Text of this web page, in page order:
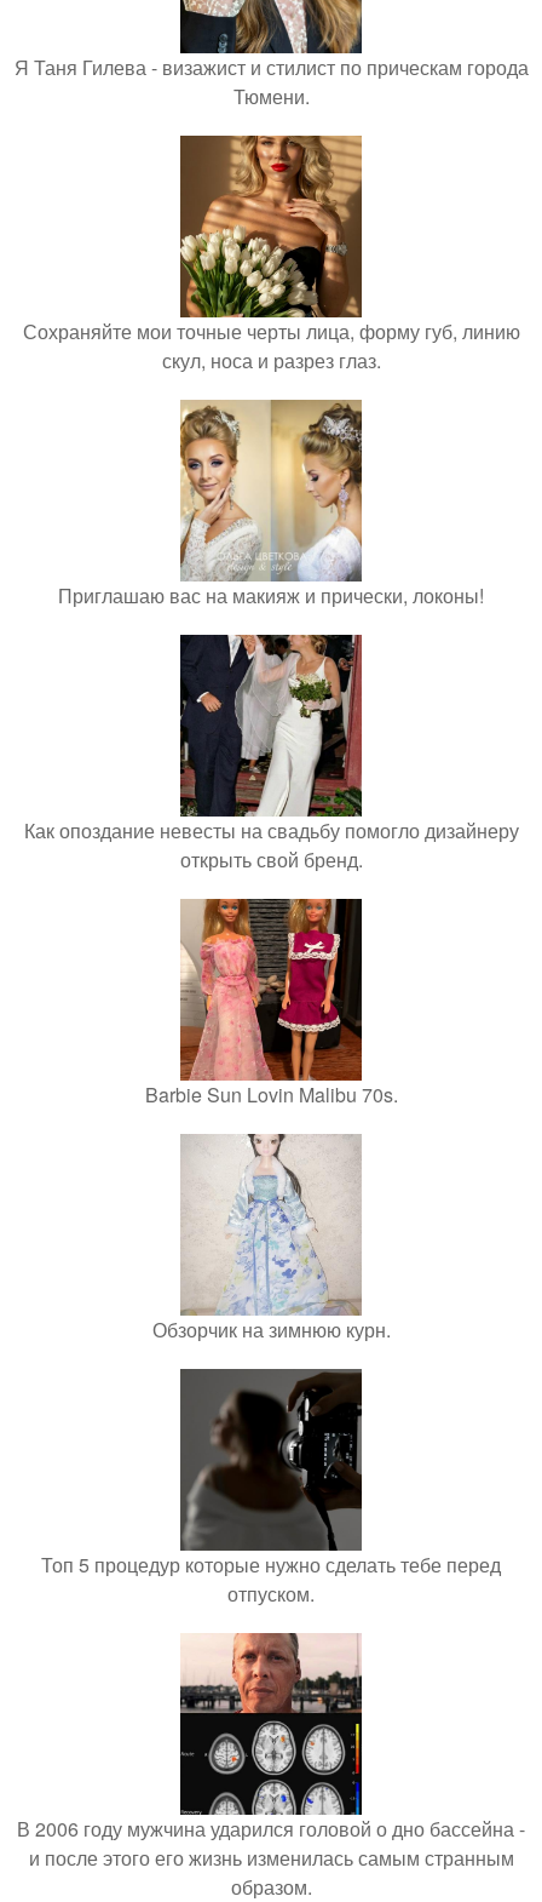
Я Таня Гилева - визажист и стилист по прическам города
Тюмени.
Сохраняйте мои точные черты лица, форму губ, линию
скул, носа и разрез глаз.
Приглашаю вас на макияж и прически, локоны!
Как опоздание невесты на свадьбу помогло дизайнеру
открыть свой бренд.
Barbie Sun Lovin Malibu 70s.
Обзорчик на зимнюю курн.
Топ 5 процедур которые нужно сделать тебе перед
отпуском.
В 2006 году мужчина ударился головой о дно бассейна -
и после этого его жизнь изменилась самым странным
образом.